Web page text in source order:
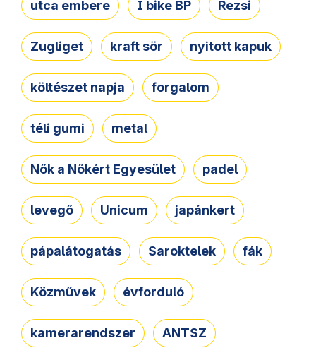
utca embere I bike BP Rezsi
Zugliget kraft sör nyitott kapuk
költészet napja forgalom
téli gumi metal
Nők a Nőkért Egyesület padel
levegő Unicum japánkert
pápalátogatás Saroktelek fák
Közművek évforduló
kamerarendszer ANTSZ